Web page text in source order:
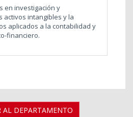
en investigación y
activos intangibles y la
aplicados a la contabilidad y
financiero.
AL DEPARTAMENTO